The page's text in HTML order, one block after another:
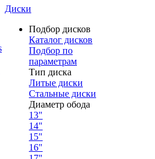
Диски
Подбор дисков
Каталог дисков
Подбор по
параметрам
Тип диска
Литые диски
Стальные диски
Диаметр обода
13"
14"
15"
16"